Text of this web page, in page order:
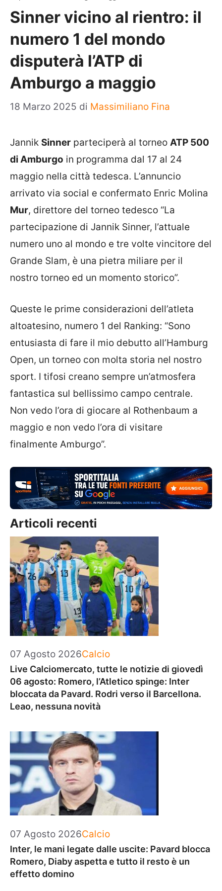
Sinner vicino al rientro: il
numero 1 del mondo
disputerà l’ATP di
Amburgo a maggio
18 Marzo 2025 di Massimiliano Fina
Jannik Sinner parteciperà al torneo ATP 500
di Amburgo in programma dal 17 al 24
maggio nella città tedesca. L’annuncio
arrivato via social e confermato Enric Molina
Mur, direttore del torneo tedesco “La
partecipazione di Jannik Sinner, l’attuale
numero uno al mondo e tre volte vincitore del
Grande Slam, è una pietra miliare per il
nostro torneo ed un momento storico”.
Queste le prime considerazioni dell’atleta
altoatesino, numero 1 del Ranking: “Sono
entusiasta di fare il mio debutto all’Hamburg
Open, un torneo con molta storia nel nostro
sport. I tifosi creano sempre un’atmosfera
fantastica sul bellissimo campo centrale.
Non vedo l’ora di giocare al Rothenbaum a
maggio e non vedo l’ora di visitare
finalmente Amburgo”.
Articoli recenti
07 Agosto 2026Categorie
Calcio
Live Calciomercato, tutte le notizie di giovedì
06 agosto: Romero, l’Atletico spinge: Inter
bloccata da Pavard. Rodri verso il Barcellona.
Leao, nessuna novità
07 Agosto 2026Categorie
Calcio
Inter, le mani legate dalle uscite: Pavard blocca
Romero, Diaby aspetta e tutto il resto è un
effetto domino